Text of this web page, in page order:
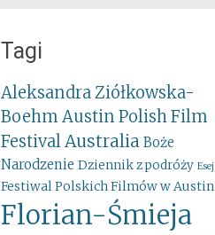
Tagi
Aleksandra Ziółkowska-
Boehm Austin Polish Film
FestivalAustralia Boże
Narodzenie Dziennik z podróży Esej
Festiwal Polskich Filmów w Austin
Florian-Śmieja